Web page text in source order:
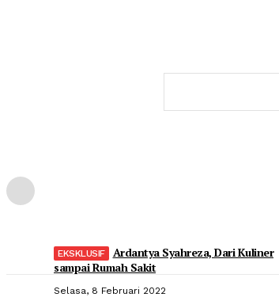
Ardantya Syahreza, Dari Kuliner
sampai Rumah Sakit
Selasa, 8 Februari 2022